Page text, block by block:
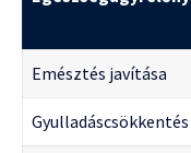
Emésztés javítása
Gyulladáscsökkentés